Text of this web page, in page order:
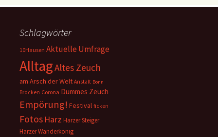
Schlagwörter
10Hausen Aktuelle Umfrage
AlltagAltes Zeuch
am Arsch der Welt Anstalt Bonn
Brocken Corona Dummes Zeuch
Empörung! Festival ficken
Fotos Harz Harzer Steiger
Harzer Wanderkönig